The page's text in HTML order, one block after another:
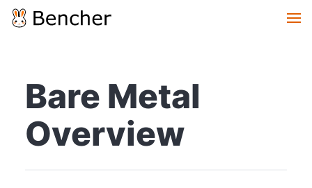
Bare Metal
Overview